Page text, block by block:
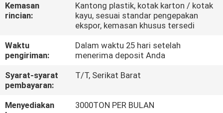
KONTROL
KUALITAS
HUBUNGI
KAMI
Kemasan
rincian:
Kantong plastik, kotak karton / kotak
kayu, sesuai standar pengepakan
ekspor, kemasan khusus tersedi
Waktu
pengiriman:
Dalam waktu 25 hari setelah
menerima deposit Anda
Syarat-syarat
pembayaran:
T/T, Serikat Barat
Menyediakan
3000TON PER BULAN